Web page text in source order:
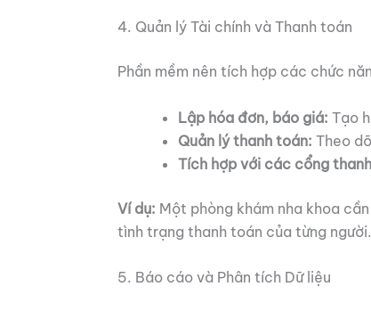
4. Quản lý Tài chính và Thanh toán
Phần mềm nên tích hợp các chức
Lập hóa đơn, báo giá: Tạo
Quản lý thanh toán: Theo
Tích hợp với các cổng
Ví dụ: Một phòng khám nha khoa
tình trạng thanh toán của từng người.
5. Báo cáo và Phân tích Dữ liệu